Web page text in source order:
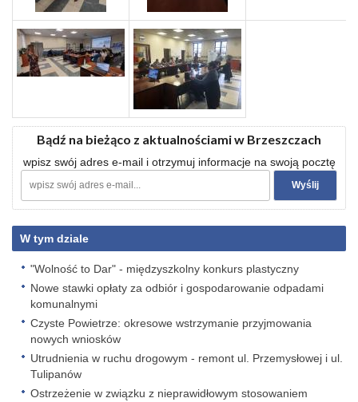
Bądź na bieżąco z aktualnościami w Brzeszczach
wpisz swój adres e-mail i otrzymuj informacje na swoją pocztę
W tym dziale
"Wolność to Dar" - międzyszkolny konkurs plastyczny
Nowe stawki opłaty za odbiór i gospodarowanie odpadami
komunalnymi
Czyste Powietrze: okresowe wstrzymanie przyjmowania
nowych wniosków
Utrudnienia w ruchu drogowym - remont ul. Przemysłowej i ul.
Tulipanów
Ostrzeżenie w związku z nieprawidłowym stosowaniem